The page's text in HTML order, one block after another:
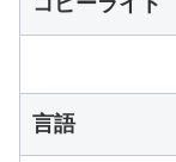
言語